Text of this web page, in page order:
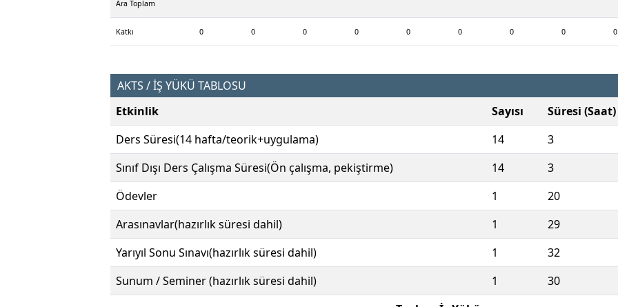
Ara Toplam
Katkı 0 0 0 0 0 0 0 0 0
AKTS / İŞ YÜKÜ TABLOSU
Etkinlik
Sayısı Süresi (Saat)
Ders Süresi(14 hafta/teorik+uygulama)
14 3
Sınıf Dışı Ders Çalışma Süresi(Ön çalışma, pekiştirme)
14 3
Ödevler
1 20
Arasınavlar(hazırlık süresi dahil)
1 29
Yarıyıl Sonu Sınavı(hazırlık süresi dahil)
1 32
Sunum / Seminer (hazırlık süresi dahil)
1 30